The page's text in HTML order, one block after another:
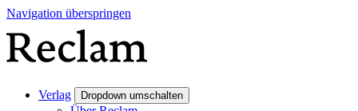
Navigation überspringen
Verlag Dropdown umschalten